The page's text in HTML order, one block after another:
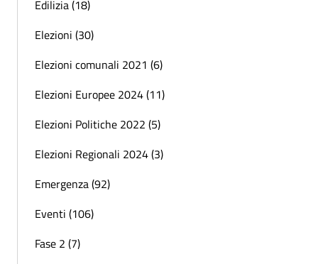
Edilizia (18)
Elezioni (30)
Elezioni comunali 2021 (6)
Elezioni Europee 2024 (11)
Elezioni Politiche 2022 (5)
Elezioni Regionali 2024 (3)
Emergenza (92)
Eventi (106)
Fase 2 (7)